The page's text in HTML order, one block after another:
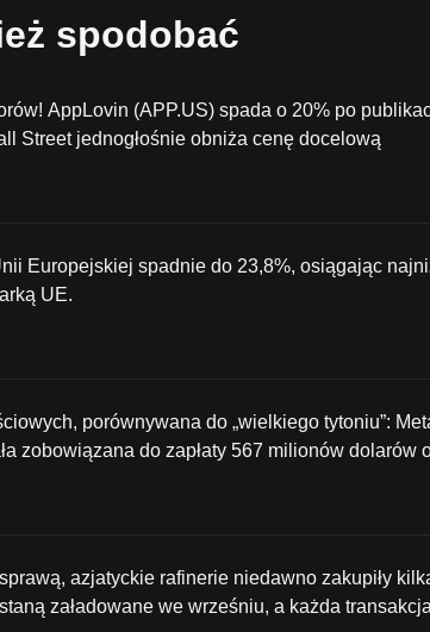
spodobać
AppLovin (APP.US) spada o 20% po
Street jednogłośnie obniża cenę docelową
Europejskiej spadnie do 23,8%, osiągając
UE.
porównywana do „wielkiego tytoniu”:
zobowiązana do zapłaty 567 milionów dolarów
azjatyckie rafinerie niedawno zakupiły
załadowane we wrześniu, a każda